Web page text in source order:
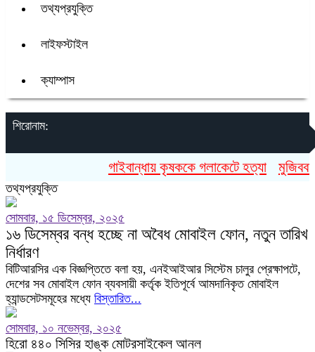
তথ্যপ্রযুক্তি
লাইফস্টাইল
ক্যাম্পাস
শিরোনাম:
গাইবান্ধায় কৃষককে গলাকেটে হত্যা
তথ্যপ্রযুক্তি
সোমবার, ১৫ ডিসেম্বর, ২০২৫
১৬ ডিসেম্বর বন্ধ হচ্ছে না অবৈধ মোবাইল ফোন, নতুন তারিখ
নির্ধারণ
বিটিআরসির এক বিজ্ঞপ্তিতে বলা হয়, এনইআইআর সিস্টেম চালুর প্রেক্ষাপটে,
দেশের সব মোবাইল ফোন ব্যবসায়ী কর্তৃক ইতিপূর্বে আমদানিকৃত মোবাইল
হ্যান্ডসেটসমূহের মধ্যে বিস্তারিত...
সোমবার, ১০ নভেম্বর, ২০২৫
হিরো ৪৪০ সিসির হাঙ্ক মোটরসাইকেল আনল